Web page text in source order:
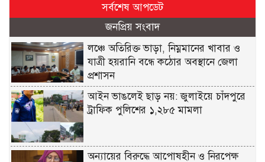
সর্বশেষ আপডেট
জনপ্রিয় সংবাদ
লঞ্চে অতিরিক্ত ভাড়া, নিম্নমানের খাবার ও
যাত্রী হয়রানি বন্ধে কঠোর অবস্থানে জেলা
প্রশাসন
আইন ভাঙলেই ছাড় নয়: জুলাইয়ে চাঁদপুরে
ট্রাফিক পুলিশের ১,২৮৫ মামলা
অন্যায়ের বিরুদ্ধে আপোষহীন ও নিরপেক্ষ